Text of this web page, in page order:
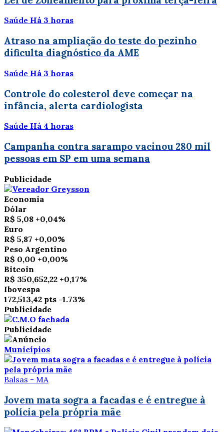
Saúde Há 3 horas
Atraso na ampliação do teste do pezinho
dificulta diagnóstico da AME
Saúde Há 3 horas
Controle do colesterol deve começar na
infância, alerta cardiologista
Saúde Há 4 horas
Campanha contra sarampo vacinou 280 mil
pessoas em SP em uma semana
Publicidade
Economia
Dólar
R$ 5,08 +0,04%
Euro
R$ 5,87 +0,00%
Peso Argentino
R$ 0,00 +0,00%
Bitcoin
R$ 350,652,22 +0,17%
Ibovespa
172,513,42 pts -1.73%
Publicidade
Publicidade
Municípios
Balsas - MA
Jovem mata sogra a facadas e é entregue à
polícia pela própria mãe